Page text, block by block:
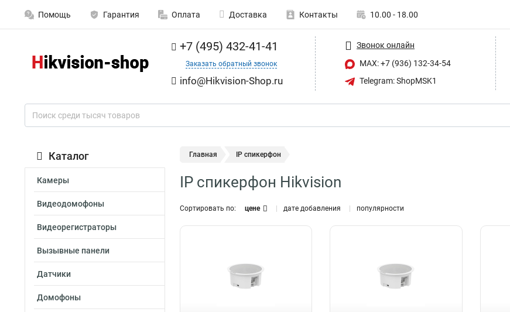
Помощь Гарантия Оплата Доставка Контакты 10.00 - 18.00
+7 (495) 432-41-41
Заказать обратный звонок
info@Hikvision-Shop.ru
Звонок онлайн
MAX: +7 (936) 132-34-54
Telegram: ShopMSK1
Каталог
Камеры
Видеодомофоны
Видеорегистраторы
Вызывные панели
Датчики
Домофоны
Главная IP спикерфон
IP спикерфон Hikvision
Сортировать по: цене дате добавления популярности